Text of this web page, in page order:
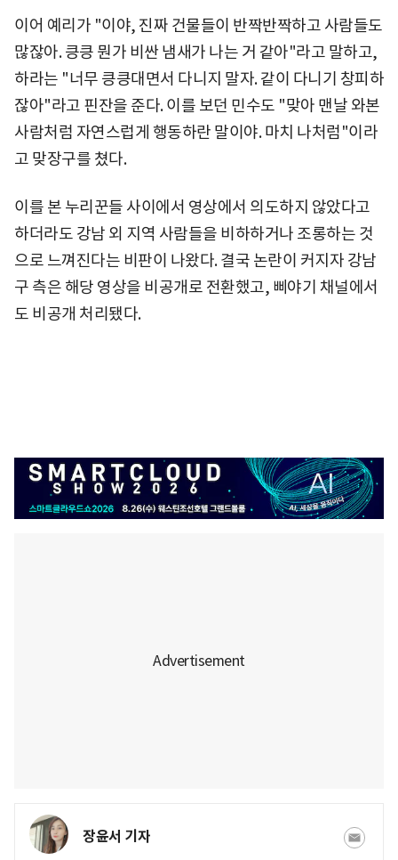
이어 예리가 "이야, 진짜 건물들이 반짝반짝하고 사람들도
많잖아. 킁킁 뭔가 비싼 냄새가 나는 거 같아"라고 말하고,
하라는 "너무 킁킁대면서 다니지 말자. 같이 다니기 창피하
잖아"라고 핀잔을 준다. 이를 보던 민수도 "맞아 맨날 와본
사람처럼 자연스럽게 행동하란 말이야. 마치 나처럼"이라
고 맞장구를 쳤다.
이를 본 누리꾼들 사이에서 영상에서 의도하지 않았다고
하더라도 강남 외 지역 사람들을 비하하거나 조롱하는 것
으로 느껴진다는 비판이 나왔다. 결국 논란이 커지자 강남
구 측은 해당 영상을 비공개로 전환했고, 삐야기 채널에서
도 비공개 처리됐다.
장윤서 기자